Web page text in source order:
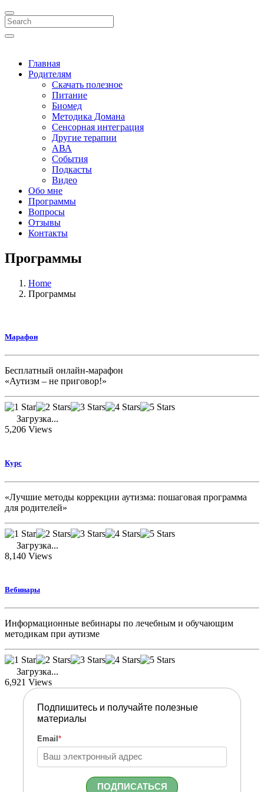
Search
Главная
Родителям
Скачать полезное
Питание
Биомед
Методика Домана
Сенсорная интеграция
Другие терапии
АВА
События
Подкасты
Видео
Обо мне
Программы
Вопросы
Отзывы
Контакты
Программы
Home
Программы
Марафон
Бесплатный онлайн-марафон
«Аутизм – не приговор!»
Загрузка...
5,206 Views
Курс
«Лучшие методы коррекции аутизма: пошаговая программа
для родителей»
Загрузка...
8,140 Views
Вебинары
Информационные вебинары по лечебным и обучающим
методикам при аутизме
Загрузка...
6,921 Views
Подпишитесь и получайте полезные
материалы
Email *
ПОДПИСАТЬСЯ